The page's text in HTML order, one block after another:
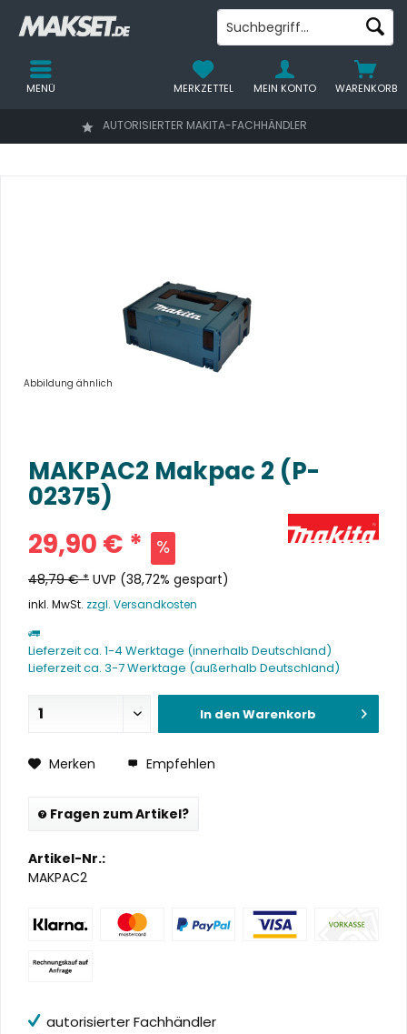
AUTORISIERTER MAKITA-FACHHÄNDLER
WARENKORB
MERKZETTEL MEIN KONTO
MENÜ
Abbildung ähnlich
MAKPAC2 Makpac 2 (P-
02375)
29,90 € *
48,79 € * UVP (38,72% gespart)
inkl. MwSt. zzgl. Versandkosten
Lieferzeit ca. 1-4 Werktage (innerhalb Deutschland)
Lieferzeit ca. 3-7 Werktage (außerhalb Deutschland)
In denWarenkorb
Merken Empfehlen
Fragen zum Artikel?
Artikel-Nr.:
MAKPAC2
autorisierter Fachhändler